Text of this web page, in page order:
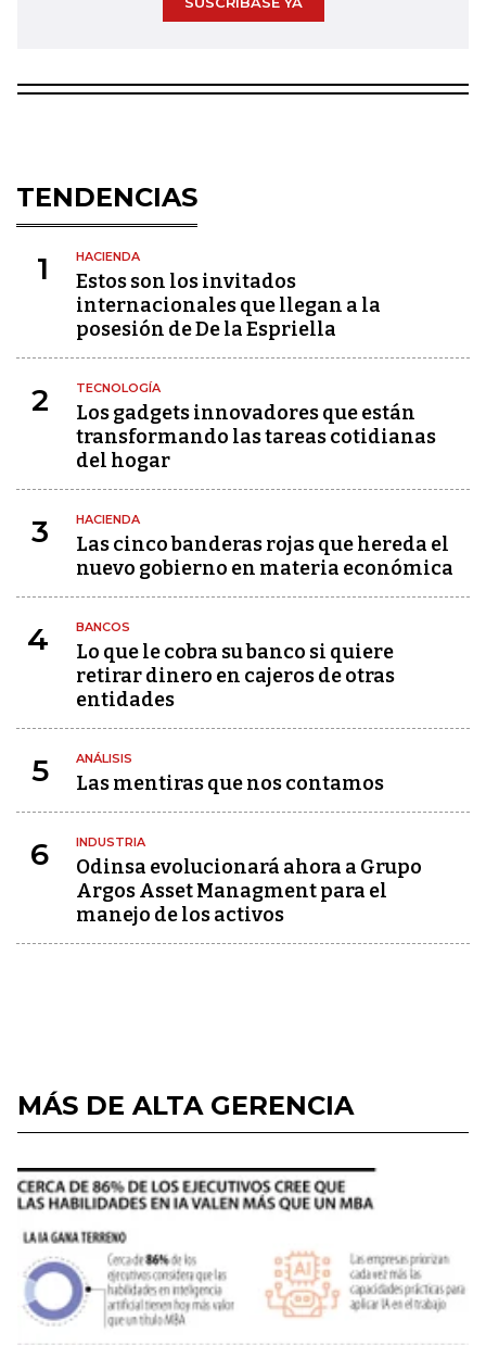
TENDENCIAS
1 HACIENDA
Estos son los invitados
internacionales que llegan a la
posesión de De la Espriella
2 TECNOLOGÍA
Los gadgets innovadores que están
transformando las tareas cotidianas
del hogar
3 HACIENDA
Las cinco banderas rojas que hereda el
nuevo gobierno en materia económica
4 BANCOS
Lo que le cobra su banco si quiere
retirar dinero en cajeros de otras
entidades
5 ANÁLISIS
Las mentiras que nos contamos
6 INDUSTRIA
Odinsa evolucionará ahora a Grupo
Argos Asset Managment para el
manejo de los activos
MÁS DE ALTA GERENCIA